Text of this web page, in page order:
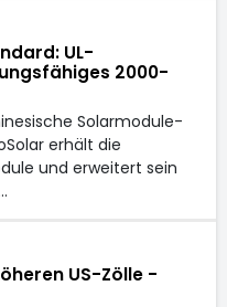
UL-
2000-
Solarmodule-
erhält die
und erweitert sein
US-Zölle -